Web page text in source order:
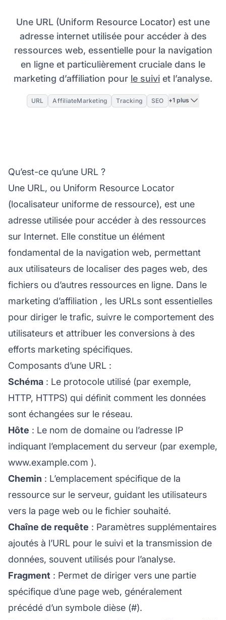
Une URL (Uniform Resource Locator) est une
adresse internet utilisée pour accéder à des
ressources web, essentielle pour la navigation
en ligne et particulièrement cruciale dans le
marketing d’affiliation pour le suivi et l’analyse.
URL AffiliateMarketing Tracking SEO +1 plus
Qu’est-ce qu’une URL ?
Une URL, ou Uniform Resource Locator
(localisateur uniforme de ressource), est une
adresse utilisée pour accéder à des ressources
sur Internet. Elle constitue un élément
fondamental de la navigation web, permettant
aux utilisateurs de localiser des pages web, des
fichiers ou d’autres ressources en ligne. Dans le
marketing d’affiliation , les URLs sont essentielles
pour diriger le trafic, suivre le comportement des
utilisateurs et attribuer les conversions à des
efforts marketing spécifiques.
Composants d’une URL :
Schéma : Le protocole utilisé (par exemple,
HTTP, HTTPS) qui définit comment les données
sont échangées sur le réseau.
Hôte : Le nom de domaine ou l’adresse IP
indiquant l’emplacement du serveur (par exemple,
www.example.com ).
Chemin : L’emplacement spécifique de la
ressource sur le serveur, guidant les utilisateurs
vers la page web ou le fichier souhaité.
Chaîne de requête : Paramètres supplémentaires
ajoutés à l’URL pour le suivi et la transmission de
données, souvent utilisés pour l’analyse.
Fragment : Permet de diriger vers une partie
spécifique d’une page web, généralement
précédé d’un symbole dièse (#).